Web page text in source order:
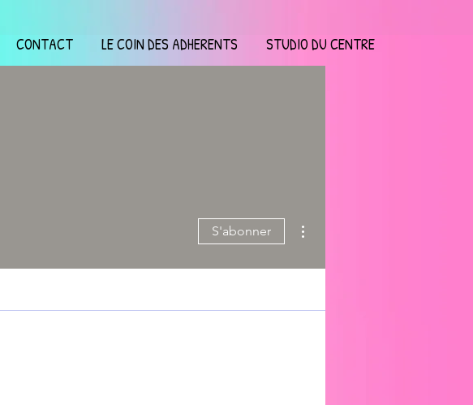
CONTACT LE COIN DES ADHERENTS STUDIO DU CENTRE
S'abonner